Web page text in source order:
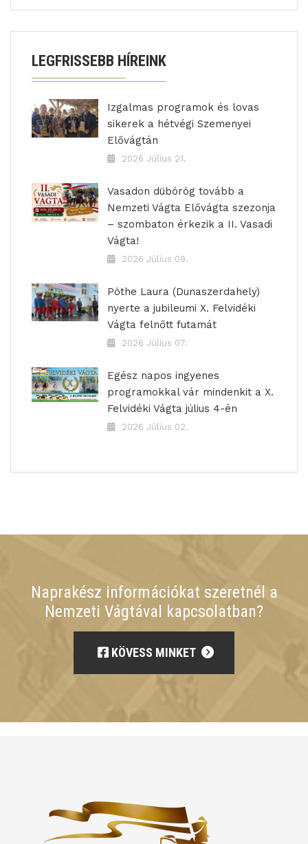
LEGFRISSEBB HÍREINK
Izgalmas programok és lovas
sikerek a hétvégi Szemenyei
Elővágtán
2026 Július 21.
Vasadon dübörög tovább a
Nemzeti Vágta Elővágta szezonja
– szombaton érkezik a II. Vasadi
Vágta!
2026 Július 09.
Pöthe Laura (Dunaszerdahely)
nyerte a jubileumi X. Felvidéki
Vágta felnőtt futamát
2026 Július 07.
Egész napos ingyenes
programokkal vár mindenkit a X.
Felvidéki Vágta július 4-én
2026 Július 02.
Naprakész információkat szeretnél a
Nemzeti Vágtával kapcsolatban?
KÖVESS MINKET